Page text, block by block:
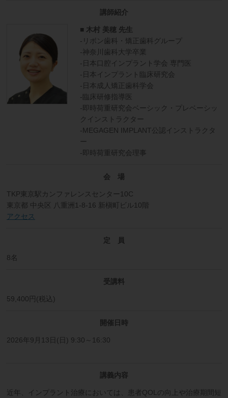
講師紹介
■ 木村 美穂 先生
-リボン歯科・矯正歯科グループ
-神奈川歯科大学卒業
-日本口腔インプラント学会 専門医
-日本インプラント臨床研究会
-日本成人矯正歯科学会
-臨床研修指導医
-即時荷重研究会ベーシック・プレベーシッ
クインストラクター
-MEGAGEN IMPLANT公認インストラクタ
ー
-即時荷重研究会理事
会 場
TKP東京駅カンファレンスセンター10C
東京都 中央区 八重洲1-8-16 新槇町ビル10階
アクセス
定 員
8名
受講料
59,400円(税込)
開催日時
2026年9月13日(日) 9:30～16:30
講義内容
近年、インプラント治療においては、患者QOLの向上や治療期間短